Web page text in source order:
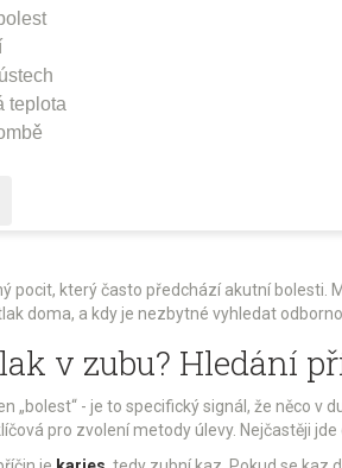
teplota
pocit, který často předchází akutní
doma, a kdy je nezbytné vyhledat
v zubu? Hledání
„bolest“ - je to specifický signál, že něco
pro zvolení metody úlevy. Nejčastěji